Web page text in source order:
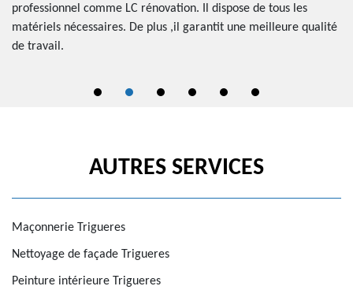
professionnel comme LC rénovation. Il dispose de tous les
matériels nécessaires. De plus ,il garantit une meilleure qualité
de travail.
AUTRES SERVICES
Maçonnerie Trigueres
Nettoyage de façade Trigueres
Peinture intérieure Trigueres